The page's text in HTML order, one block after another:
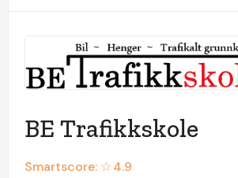
BE Trafikkskole
Smartscore: ☆4.9